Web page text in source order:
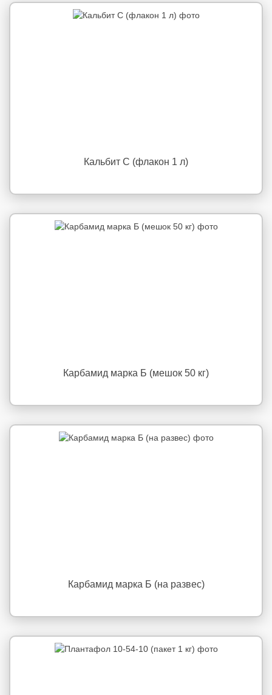
Кальбит С (флакон 1 л)
Карбамид марка Б (мешок 50 кг)
Карбамид марка Б (на развес)